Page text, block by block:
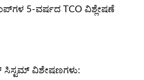
5-ವರ್ಷದ TCO ವಿಶ್ಲೇಷಣೆ
ಸಿಸ್ಟಮ್ ವಿಶೇಷಣಗಳು: